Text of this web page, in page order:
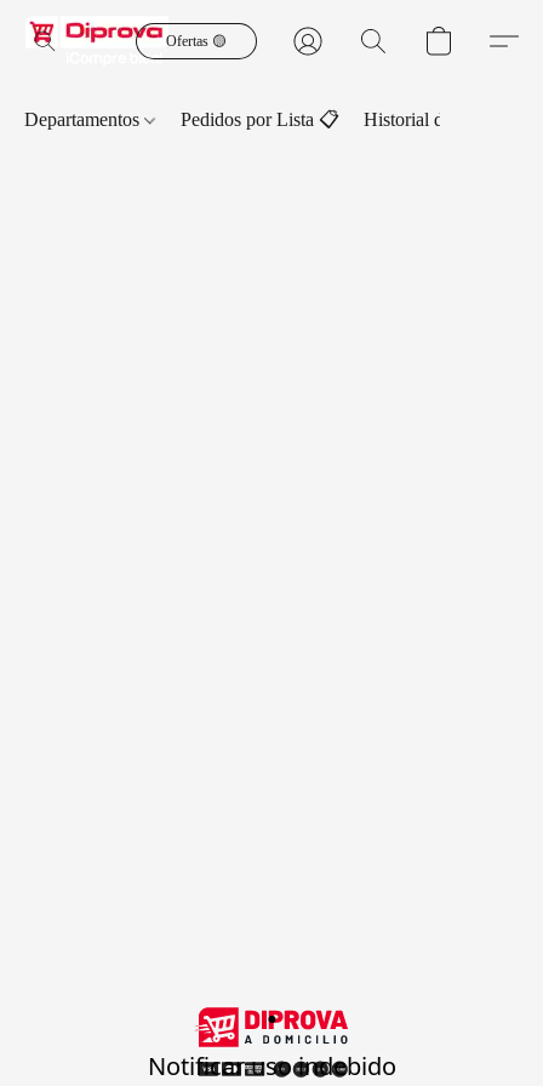
Ofertas 🟡
Departamentos Pedidos por Lista 📋 Historial de Pedidos
.
Notificar uso indebido